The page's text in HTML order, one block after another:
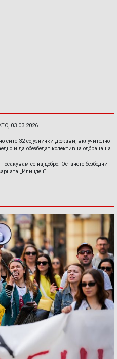
03.03.2026
сите 32 сојузнички држави, вклучително
и да обезбедат колективна одбрана на
сè најдобро. Останете безбедни –
„Илинден“.